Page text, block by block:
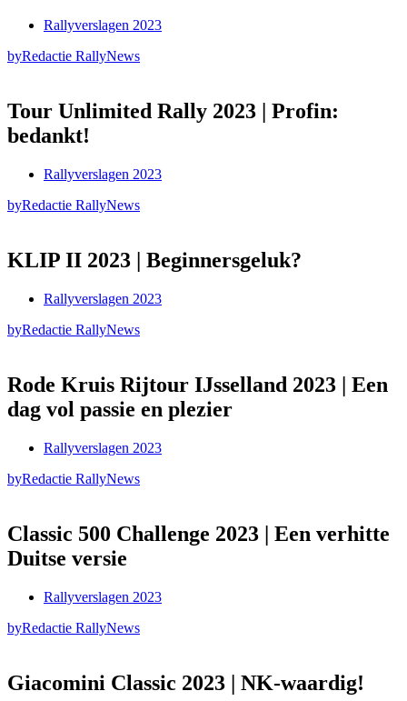
Rallyverslagen 2023
byRedactie RallyNews
Tour Unlimited Rally 2023 | Profin:
bedankt!
Rallyverslagen 2023
byRedactie RallyNews
KLIP II 2023 | Beginnersgeluk?
Rallyverslagen 2023
byRedactie RallyNews
Rode Kruis Rijtour IJsselland 2023 | Een
dag vol passie en plezier
Rallyverslagen 2023
byRedactie RallyNews
Classic 500 Challenge 2023 | Een verhitte
Duitse versie
Rallyverslagen 2023
byRedactie RallyNews
Giacomini Classic 2023 | NK-waardig!